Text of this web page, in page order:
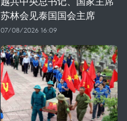
苏林会见泰国国会主席
07/08/2026 16:09